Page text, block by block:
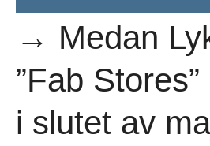
→ Medan
”Fab
i slutet av